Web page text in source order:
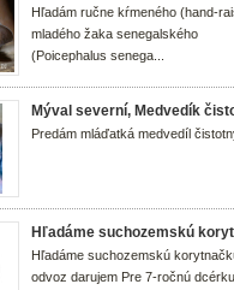
Hľadám ručne kŕmeného (hand-
mladého žaka senegalského
(Poicephalus senega...
Mýval severní, Medvedík
Predám mláďatká medvedíl
Hľadáme suchozemskú
Hľadáme suchozemskú
odvoz darujem Pre 7-ročnú dcérku